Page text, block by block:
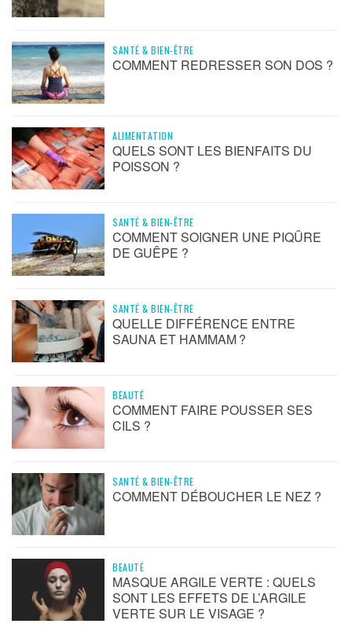
SANTÉ & BIEN-ÊTRE
COMMENT REDRESSER SON DOS ?
ALIMENTATION
QUELS SONT LES BIENFAITS DU
POISSON ?
SANTÉ & BIEN-ÊTRE
COMMENT SOIGNER UNE PIQÛRE
DE GUÊPE ?
SANTÉ & BIEN-ÊTRE
QUELLE DIFFÉRENCE ENTRE
SAUNA ET HAMMAM ?
BEAUTÉ
COMMENT FAIRE POUSSER SES
CILS ?
SANTÉ & BIEN-ÊTRE
COMMENT DÉBOUCHER LE NEZ ?
BEAUTÉ
MASQUE ARGILE VERTE : QUELS
SONT LES EFFETS DE L’ARGILE
VERTE SUR LE VISAGE ?